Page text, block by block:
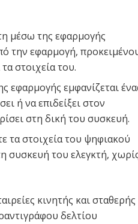
μέσω της εφαρμογής
την εφαρμογή,
στοιχεία του.
εφαρμογής εμφανίζεται
ή να επιδείξει στον
στη δική του συσκευή.
τα στοιχεία του ψηφιακού
συσκευή του ελεγκτή,
κινητής και σταθερής
δελτίου